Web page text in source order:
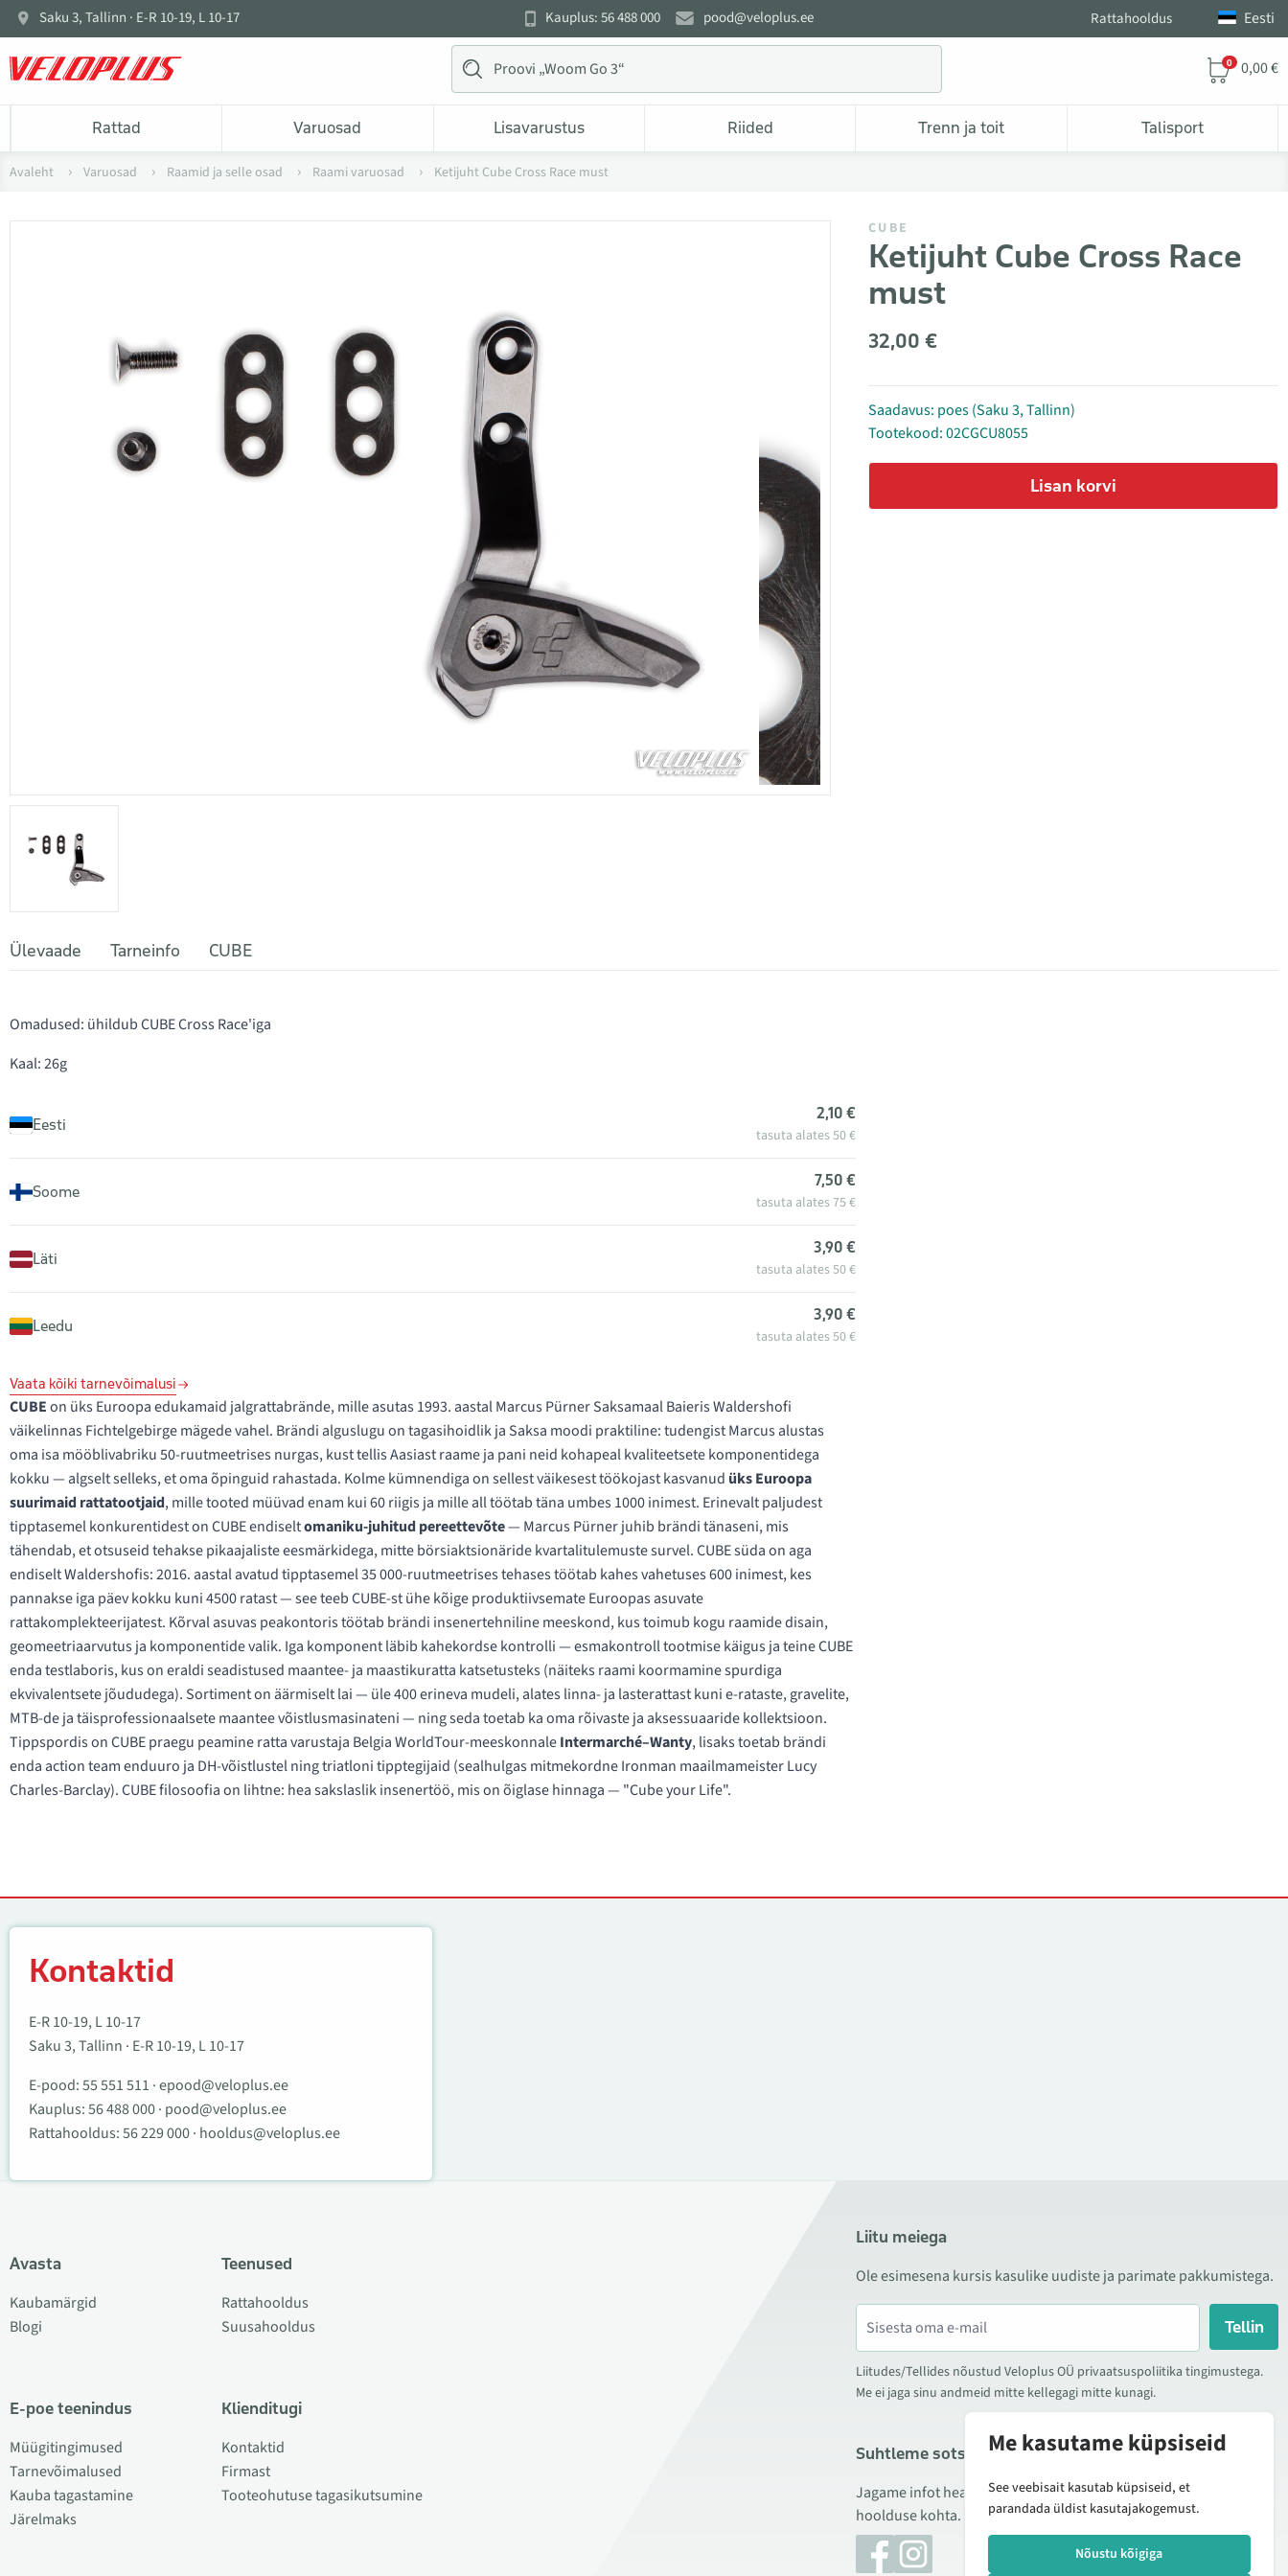
Saku 3, Tallinn · E-R 10-19, L 10-17 Kauplus: 56 488 000 pood@veloplus.ee Rattahooldus Eesti
0 0,00 €
Rattad Varuosad Lisavarustus Riided Trenn ja toit Talisport
Avaleht Varuosad Raamid ja selle osad Raami varuosad Ketijuht Cube Cross Race must
CUBE
Ketijuht Cube Cross Race
must
32,00 €
Saadavus: poes (Saku 3, Tallinn)
Tootekood: 02CGCU8055
Lisan korvi
Ülevaade Tarneinfo CUBE
Omadused: ühildub CUBE Cross Race'iga
Kaal: 26g
Eesti
2,10 €
tasuta alates 50 €
Soome
7,50 €
tasuta alates 75 €
Läti
3,90 €
tasuta alates 50 €
Leedu
3,90 €
tasuta alates 50 €
Vaata kõiki tarnevõimalusi
CUBEon üks Euroopa edukamaid jalgrattabrände, mille asutas 1993. aastal Marcus Pürner Saksamaal Baieris Waldershofi
väikelinnas Fichtelgebirge mägede vahel. Brändi alguslugu on tagasihoidlik ja Saksa moodi praktiline: tudengist Marcus alustas
oma isa mööblivabriku 50-ruutmeetrises nurgas, kust tellis Aasiast raame ja pani neid kohapeal kvaliteetsete komponentidega
kokku — algselt selleks, et oma õpinguid rahastada. Kolme kümnendiga on sellest väikesest töökojast kasvanud üks Euroopa
suurimaid rattatootjaid, mille tooted müüvad enam kui 60 riigis ja mille all töötab täna umbes 1000 inimest. Erinevalt paljudest
tipptasemel konkurentidest on CUBE endiseltomaniku-juhitud pereettevõte— Marcus Pürner juhib brändi tänaseni, mis
tähendab, et otsuseid tehakse pikaajaliste eesmärkidega, mitte börsiaktsionäride kvartalitulemuste survel. CUBE süda on aga
endiselt Waldershofis: 2016. aastal avatud tipptasemel 35 000-ruutmeetrises tehases töötab kahes vahetuses 600 inimest, kes
pannakse iga päev kokku kuni 4500 ratast — see teeb CUBE-st ühe kõige produktiivsemate Euroopas asuvate
rattakomplekteerijatest. Kõrval asuvas peakontoris töötab brändi insenertehniline meeskond, kus toimub kogu raamide disain,
geomeetriaarvutus ja komponentide valik. Iga komponent läbib kahekordse kontrolli — esmakontroll tootmise käigus ja teine CUBE
enda testlaboris, kus on eraldi seadistused maantee- ja maastikuratta katsetusteks (näiteks raami koormamine spurdiga
ekvivalentsete jõududega). Sortiment on äärmiselt lai — üle 400 erineva mudeli, alates linna- ja lasterattast kuni e-rataste, gravelite,
MTB-de ja täisprofessionaalsete maantee võistlusmasinateni — ning seda toetab ka oma rõivaste ja aksessuaaride kollektsioon.
Tippspordis on CUBE praegu peamine ratta varustaja Belgia WorldTour-meeskonnaleIntermarché–Wanty, lisaks toetab brändi
enda action team enduuro ja DH-võistlustel ning triatloni tipptegijaid (sealhulgas mitmekordne Ironman maailmameister Lucy
Charles-Barclay). CUBE filosoofia on lihtne: hea sakslaslik insenertöö, mis on õiglase hinnaga — "Cube your Life".
Kontaktid
E-R 10-19, L 10-17
Saku 3, Tallinn · E-R 10-19, L 10-17
E-pood:55 551 511 ·epood@veloplus.ee
Kauplus:56 488 000· pood@veloplus.ee
Rattahooldus:56 229 000· hooldus@veloplus.ee
Avasta
Kaubamärgid
Blogi
E-poe teenindus
Müügitingimused
Tarnevõimalused
Kauba tagastamine
Järelmaks
Teenused
Rattahooldus
Suusahooldus
Klienditugi
Kontaktid
Firmast
Tooteohutuse tagasikutsumine
Liitu meiega
Ole esimesena kursis kasulike uudiste ja parimate pakkumistega.
Tellin
Liitudes/Tellides nõustud Veloplus OÜ privaatsuspoliitika tingimustega.
Me ei jaga sinu andmeid mitte kellegagi mitte kunagi.
Suhtleme sotsiaalmeedias
Jagame infot hea hinna kampaaniate, uute toodete ning
hoolduse kohta. Mõnikord teeme ka tooteülevaateid.
Me kasutame küpsiseid
See veebisait kasutab küpsiseid, et
parandada üldist kasutajakogemust.
Nõustu kõigiga